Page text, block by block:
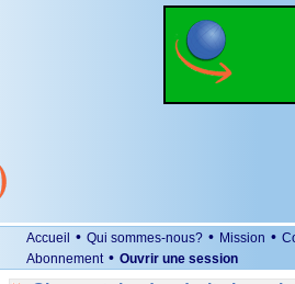
Accueil • Qui sommes-nous? • Mission •
Abonnement • Ouvrir une session